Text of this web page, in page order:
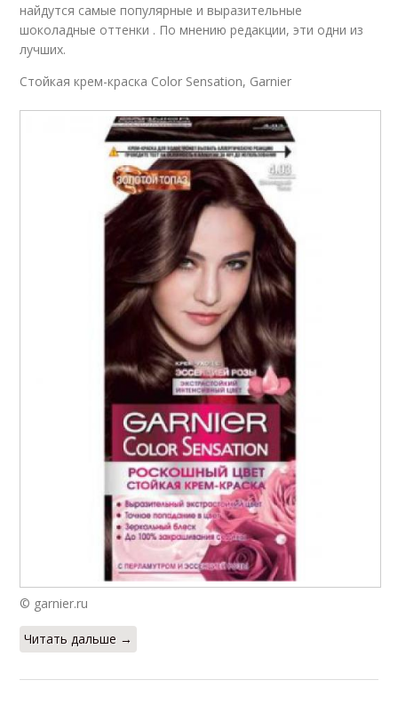
найдутся самые популярные и выразительные
шоколадные оттенки . По мнению редакции, эти одни из
лучших.
Стойкая крем-краска Color Sensation, Garnier
© garnier.ru
Читать дальше →